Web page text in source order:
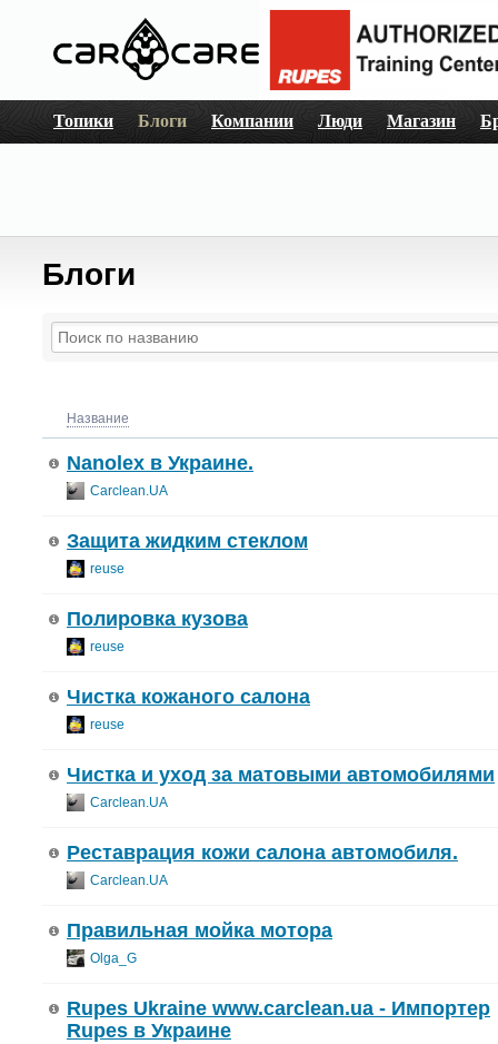
Топики Блоги Компании Люди Магазин
Блоги
Название
Nanolex в Украине.
Carclean.UA
Защита жидким стеклом
reuse
Полировка кузова
reuse
Чистка кожаного салона
reuse
Чистка и уход за матовыми автомобилями
Carclean.UA
Реставрация кожи салона автомобиля.
Carclean.UA
Правильная мойка мотора
Olga_G
Rupes Ukraine www.carclean.ua - Импортер
Rupes в Украине